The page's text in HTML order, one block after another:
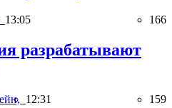
13:05 166
разрабатывают
12:31 159